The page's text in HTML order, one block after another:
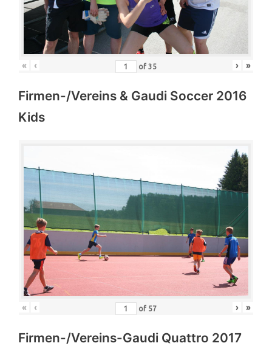
« ‹ of 35 › »
Firmen-/Vereins & Gaudi Soccer 2016
Kids
« ‹ of 57 › »
Firmen-/Vereins-Gaudi Quattro 2017